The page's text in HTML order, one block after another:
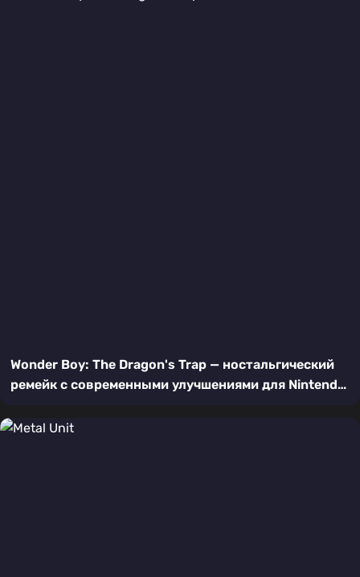
Wonder Boy: The Dragon's Trap — ностальгический
ремейк с современными улучшениями для Nintendo